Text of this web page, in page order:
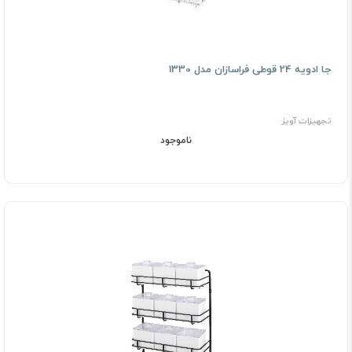
جا ادویه 24 قوطی فراسازان مدل 1330
تجهیزات آویز
ناموجود